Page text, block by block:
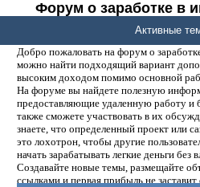
Форум о заработке в
Добро пожаловать на форум о
можно найти подходящий вариант
высоким доходом помимо основной
На форуме вы найдете полезную
предоставляющие удаленную работу и
также сможете участвовать в их
знаете, что определенный проект или
это лохотрон, чтобы другие
начать зарабатывать легкие деньги
Создавайте новые темы, размещайте
ссылками и первая прибыль не заставит
Активные